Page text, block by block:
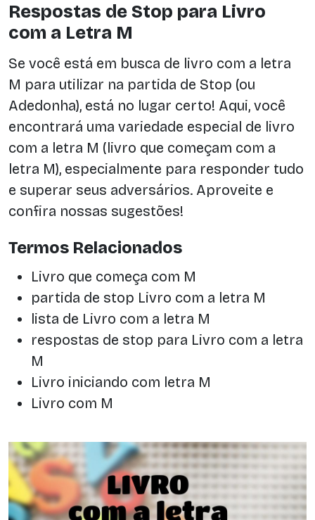
Respostas de Stop para Livro
com a Letra M
Se você está em busca de livro com a letra
M para utilizar na partida de Stop (ou
Adedonha), está no lugar certo! Aqui, você
encontrará uma variedade especial de livro
com a letra M (livro que começam com a
letra M), especialmente para responder tudo
e superar seus adversários. Aproveite e
confira nossas sugestões!
Termos Relacionados
Livro que começa com M
partida de stop Livro com a letra M
lista de Livro com a letra M
respostas de stop para Livro com a letra
M
Livro iniciando com letra M
Livro com M